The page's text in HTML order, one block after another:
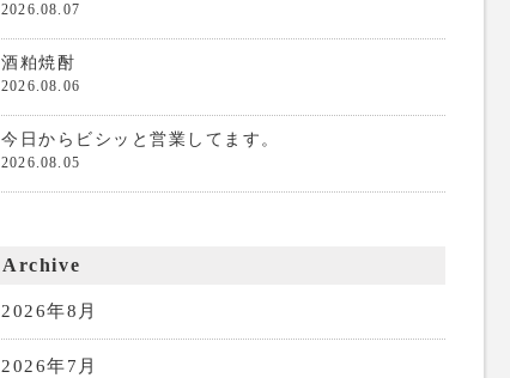
2026.08.07
酒粕焼酎
2026.08.06
今日からビシッと営業してます。
2026.08.05
Archive
2026年8月
2026年7月